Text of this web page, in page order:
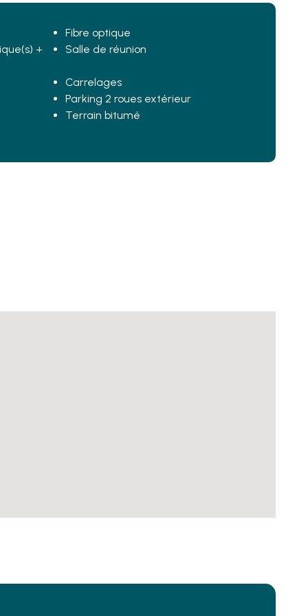
Fibre optique
+
Salle de réunion
Carrelages
Parking 2 roues extérieur
Terrain bitumé